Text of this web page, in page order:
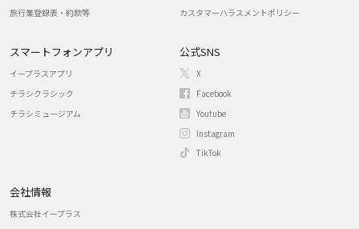
旅行業登録表・約款等
カスタマーハラスメントポリシー
スマートフォンアプリ
イープラスアプリ
チラシクラシック
チラシミュージアム
公式SNS
X
Facebook
Youtube
Instagram
TikTok
会社情報
株式会社イープラス